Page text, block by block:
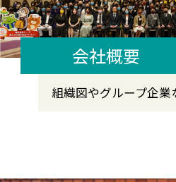
会社概要
組織図やグループ企業